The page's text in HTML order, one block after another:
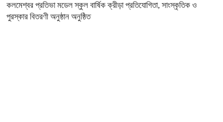
কলমেশ্বর প্রতিভা মডেল স্কুল বার্ষিক ক্রীড়া প্রতিযোগিতা, সাংস্কৃতিক ও
পুরস্কার বিতরণী অনুষ্ঠান অনুষ্ঠিত